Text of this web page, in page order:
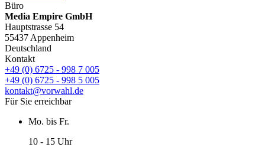
Büro
Media Empire GmbH
Hauptstrasse 54
55437 Appenheim
Deutschland
Kontakt
+49 (0) 6725 - 998 7 005
+49 (0) 6725 - 998 5 005
kontakt@vorwahl.de
Für Sie erreichbar
Mo. bis Fr.
10 - 15 Uhr